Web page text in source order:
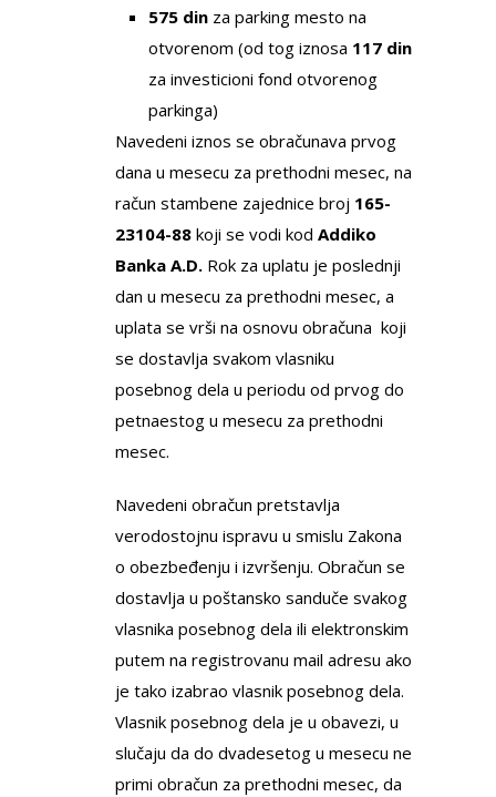
575 din za parking mesto na
otvorenom (od tog iznosa 117 din
za investicioni fond otvorenog
parkinga)
Navedeni iznos se obračunava prvog
dana u mesecu za prethodni mesec, na
račun stambene zajednice broj 165-
23104-88 koji se vodi kod Addiko
Banka A.D. Rok za uplatu je poslednji
dan u mesecu za prethodni mesec, a
uplata se vrši na osnovu obračuna koji
se dostavlјa svakom vlasniku
posebnog dela u periodu od prvog do
petnaestog u mesecu za prethodni
mesec.
Navedeni obračun pretstavlјa
verodostojnu ispravu u smislu Zakona
o obezbeđenju i izvršenju. Obračun se
dostavlјa u poštansko sanduče svakog
vlasnika posebnog dela ili elektronskim
putem na registrovanu mail adresu ako
je tako izabrao vlasnik posebnog dela.
Vlasnik posebnog dela je u obavezi, u
slučaju da do dvadesetog u mesecu ne
primi obračun za prethodni mesec, da